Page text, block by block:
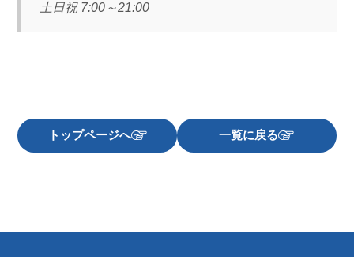
土日祝 7:00～21:00
トップページへ 一覧に戻る